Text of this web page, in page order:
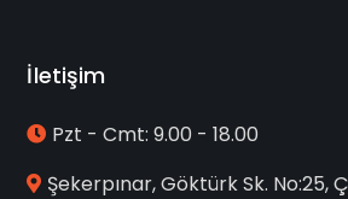
İletişim
Pzt - Cmt: 9.00 - 18.00
Şekerpınar, Göktürk Sk. No:25,